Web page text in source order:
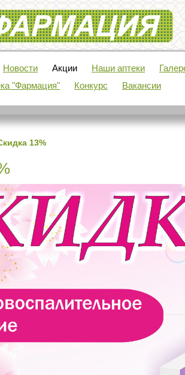
Новости Акции Наши аптеки
"Фармация"
Конкурс Вакансии
13%